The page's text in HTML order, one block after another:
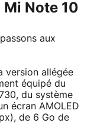
Note 10
aux
version allégée
équipé du
du système
écran AMOLED
de 6 Go de